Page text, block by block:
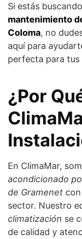
Si estás
mantenimiento
Coloma, no
aquí para
perfecta para tus
¿Por
En ClimaMar,
acondicionado
de Gramenet
sector. Nuestro
climatización se
de calidad y